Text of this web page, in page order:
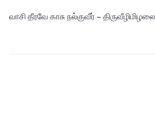
வாசி தீரவே காசு நல்குவீர் –